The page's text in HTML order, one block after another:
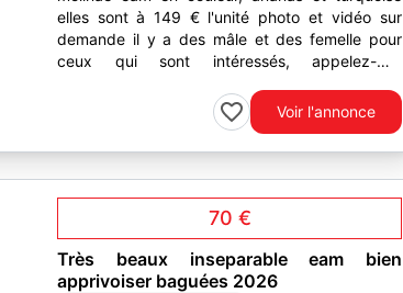
elles sont à 149 € l'unité photo et vidéo sur
demande il y a des mâle et des femelle pour
ceux qui sont intéressés, appelez-moi
Voir l'annonce
70 €
Très beaux inseparable eam bien
apprivoiser baguées 2026